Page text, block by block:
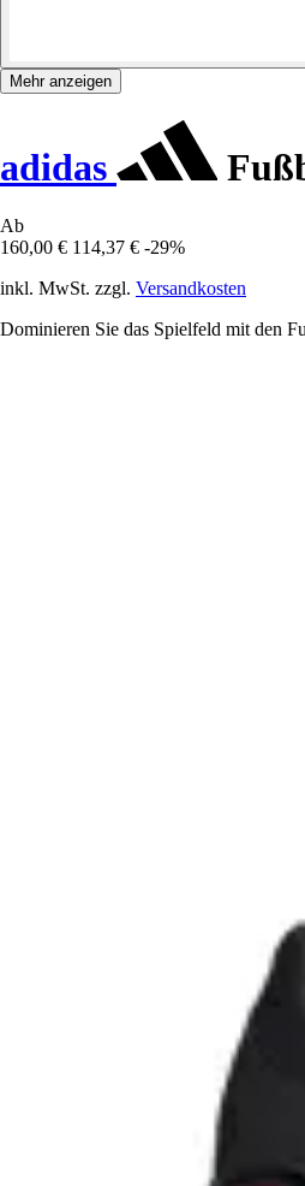
Mehr anzeigen
adidas
Ab
160,00 € 114,37 € -29%
inkl. MwSt. zzgl. Versandkosten
Dominieren Sie das Spielfeld mit den